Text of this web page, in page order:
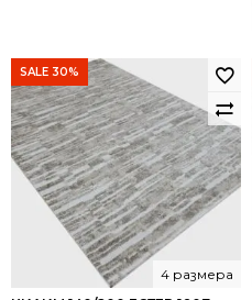
SALE 30%
4 размера